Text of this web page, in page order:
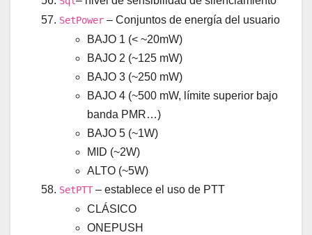
SetPower – Conjuntos de energía del usuario
BAJO 1 (< ~20mW)
BAJO 2 (~125 mW)
BAJO 3 (~250 mW)
BAJO 4 (~500 mW, límite superior bajo
banda PMR…)
BAJO 5 (~1W)
MID (~2W)
ALTO (~5W)
SetPTT – establece el uso de PTT
CLÁSICO
ONEPUSH